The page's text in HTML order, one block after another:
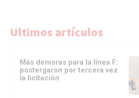
Ultimos artículos
Más demoras para la línea F:
postergaron por tercera vez
la licitación